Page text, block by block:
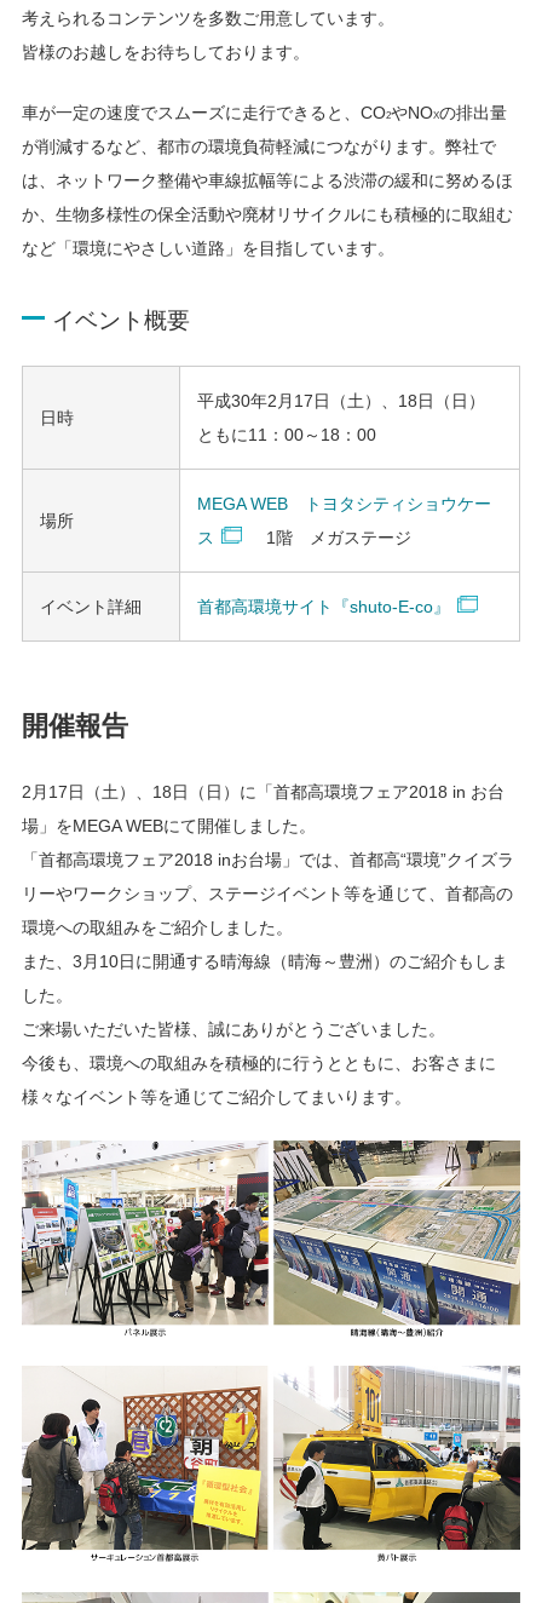
考えられるコンテンツを多数ご用意しています。
皆様のお越しをお待ちしております。
車が一定の速度でスムーズに走行できると、CO2やNOXの排出量
が削減するなど、都市の環境負荷軽減につながります。弊社で
は、ネットワーク整備や車線拡幅等による渋滞の緩和に努めるほ
か、生物多様性の保全活動や廃材リサイクルにも積極的に取組む
など「環境にやさしい道路」を目指しています。
イベント概要
日時
平成30年2月17日（土）、18日（日）
ともに11：00～18：00
場所
MEGA WEB トヨタシティショウケー
ス
1階 メガステージ
イベント詳細 首都高環境サイト『shuto-E-co』
開催報告
2月17日（土）、18日（日）に「首都高環境フェア2018 in お台
場」をMEGA WEBにて開催しました。
「首都高環境フェア2018 inお台場」では、首都高“環境”クイズラ
リーやワークショップ、ステージイベント等を通じて、首都高の
環境への取組みをご紹介しました。
また、3月10日に開通する晴海線（晴海～豊洲）のご紹介もしま
した。
ご来場いただいた皆様、誠にありがとうございました。
今後も、環境への取組みを積極的に行うとともに、お客さまに
様々なイベント等を通じてご紹介してまいります。